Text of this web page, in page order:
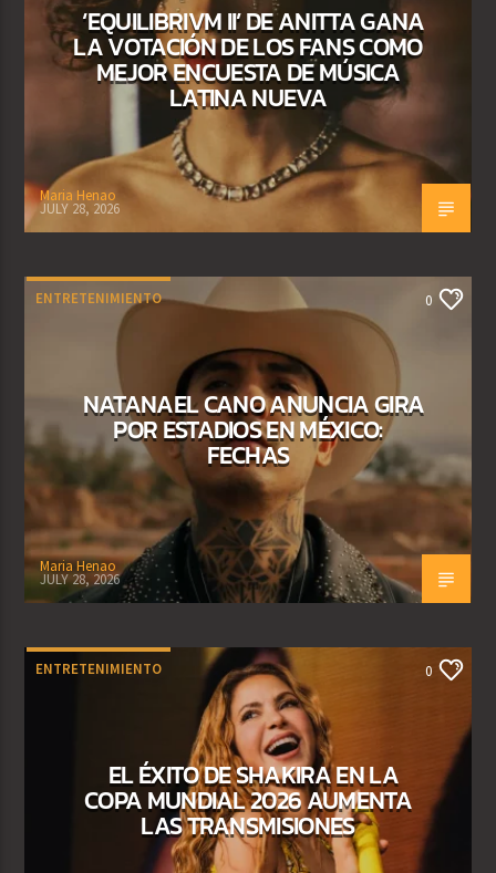
‘EQUILIBRIVM II’ DE ANITTA GANA
LA VOTACIÓN DE LOS FANS COMO
MEJOR ENCUESTA DE MÚSICA
LATINA NUEVA
Maria Henao
JULY 28, 2026
ENTRETENIMIENTO 0
NATANAEL CANO ANUNCIA GIRA
POR ESTADIOS EN MÉXICO:
FECHAS
Maria Henao
JULY 28, 2026
ENTRETENIMIENTO 0
EL ÉXITO DE SHAKIRA EN LA
COPA MUNDIAL 2026 AUMENTA
LAS TRANSMISIONES